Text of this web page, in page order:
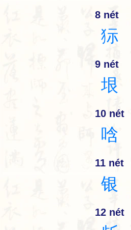
8 nét
狋
9 nét
垠
10 nét
唅
11 nét
银
12 nét